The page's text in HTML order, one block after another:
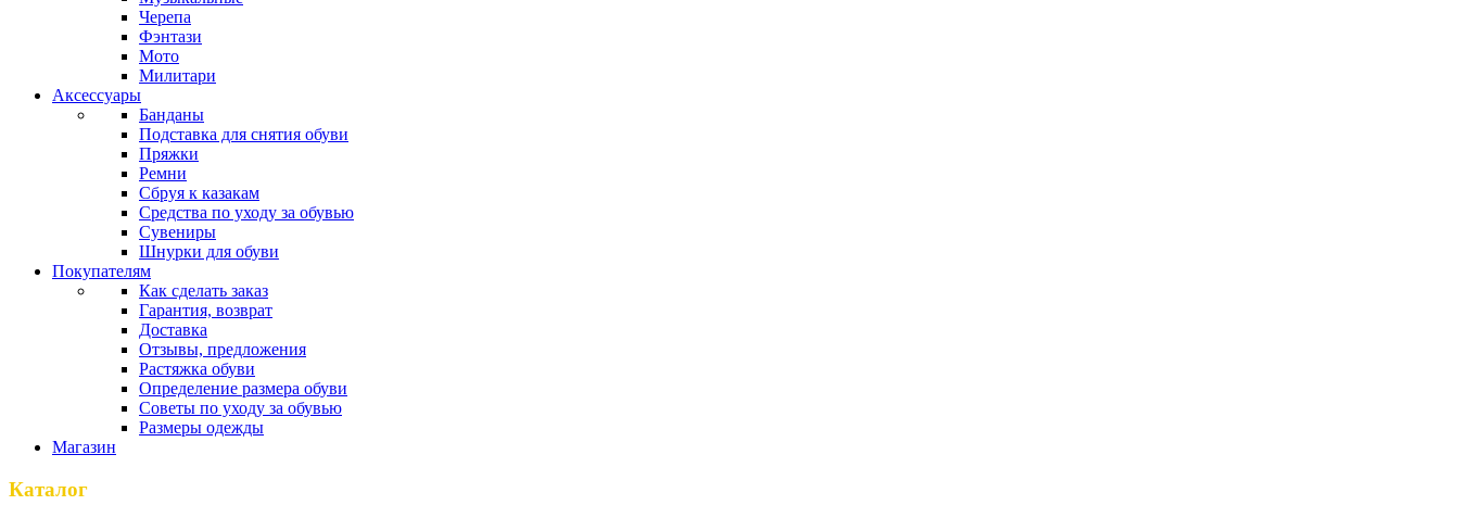
Черепа
Фэнтази
Мото
Милитари
Аксессуары
Банданы
Подставка для снятия обуви
Пряжки
Ремни
Сбруя к казакам
Средства по уходу за обувью
Сувениры
Шнурки для обуви
Покупателям
Как сделать заказ
Гарантия, возврат
Доставка
Отзывы, предложения
Растяжка обуви
Определение размера обуви
Советы по уходу за обувью
Размеры одежды
Магазин
Каталог